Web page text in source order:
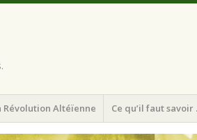
Révolution Altéïenne Ce qu’il faut savoir